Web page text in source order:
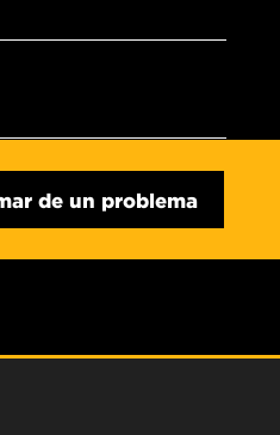
de un problema